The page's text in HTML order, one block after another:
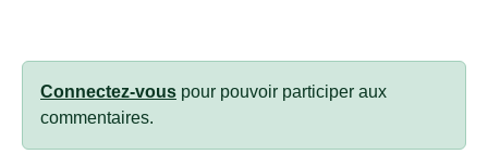
Connectez-vous pour pouvoir participer aux
commentaires.